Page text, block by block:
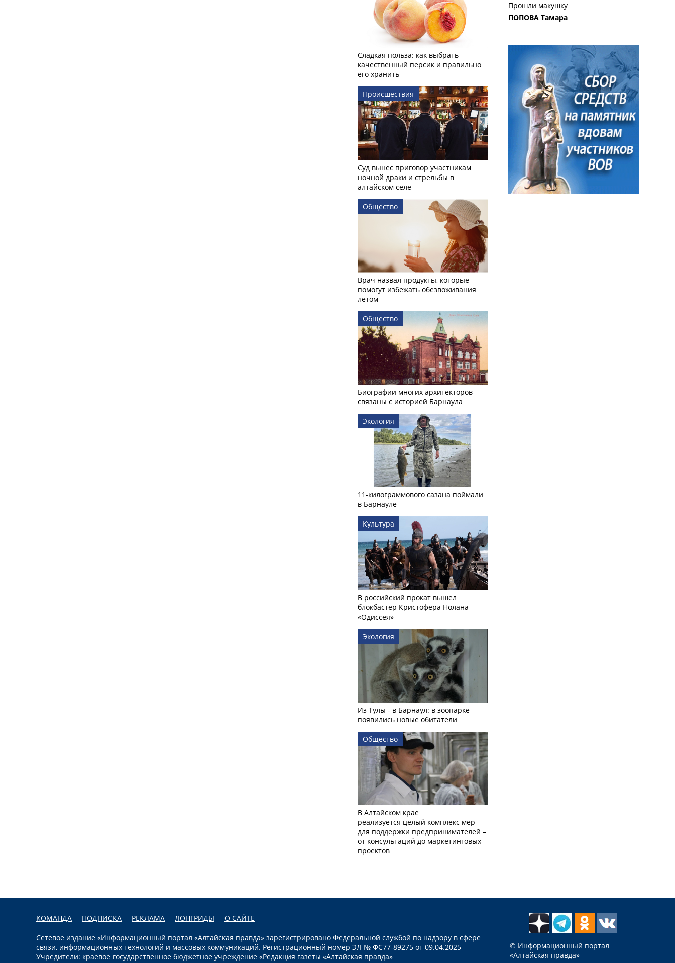
Сладкая польза: как выбрать
качественный персик и правильно
его хранить
Происшествия
Суд вынес приговор участникам
ночной драки и стрельбы в
алтайском селе
Общество
Врач назвал продукты, которые
помогут избежать обезвоживания
летом
Общество
Биографии многих архитекторов
связаны с историей Барнаула
Экология
11-килограммового сазана поймали
в Барнауле
Культура
В российский прокат вышел
блокбастер Кристофера Нолана
«Одиссея»
Экология
Из Тулы - в Барнаул: в зоопарке
появились новые обитатели
Общество
В Алтайском крае
реализуется целый комплекс мер
для поддержки предпринимателей –
от консультаций до маркетинговых
проектов
Прошли макушку
ПОПОВА Тамара
КОМАНДА ПОДПИСКА РЕКЛАМА ЛОНГРИДЫ О САЙТЕ
Сетевое издание «Информационный портал «Алтайская правда» зарегистрировано Федеральной службой по надзору в сфере
связи, информационных технологий и массовых коммуникаций. Регистрационный номер ЭЛ № ФС77-89275 от 09.04.2025
Учредители: краевое государственное бюджетное учреждение «Редакция газеты «Алтайская правда»
© Информационный портал
«Алтайская правда»